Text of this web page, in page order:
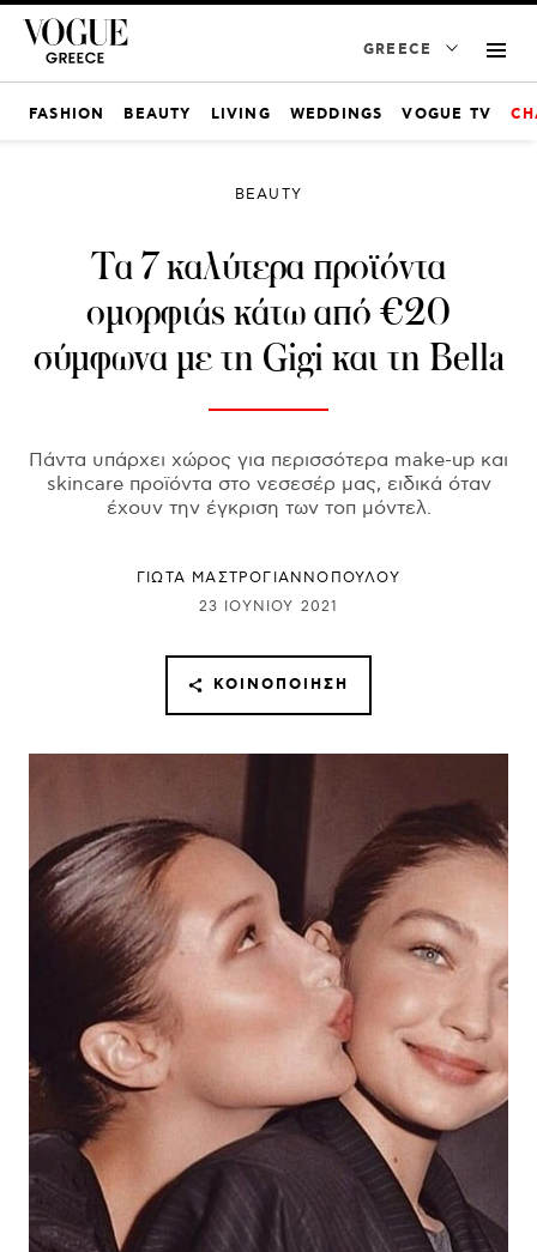
GREECE
FASHION BEAUTY LIVING WEDDINGS VOGUE TV
BEAUTY
Τα 7 καλύτερα προϊόντα
ομορφιάς κάτω από €20
σύμφωνα με τη Gigi και τη Bella
Πάντα υπάρχει χώρος για περισσότερα make-up και
skincare προϊόντα στο νεσεσέρ μας, ειδικά όταν
έχουν την έγκριση των τοπ μόντελ.
ΓΙΩΤΑ ΜΑΣΤΡΟΓΙΑΝΝΟΠΟΥΛΟΥ
23 ΙΟΥΝΊΟΥ 2021
ΚΟΙΝΟΠΟΊΗΣΗ